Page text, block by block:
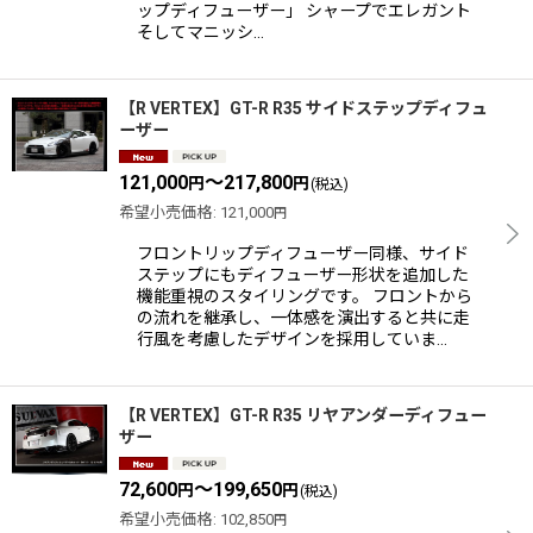
ップディフューザー」 シャープでエレガント
そしてマニッシ…
【R VERTEX】GT-R R35 サイドステップディフュ
ーザー
121,000円～217,800円 (税込)
希望小売価格: 121,000円
フロントリップディフューザー同様、サイド
ステップにもディフューザー形状を追加した
機能重視のスタイリングです。 フロントから
の流れを継承し、一体感を演出すると共に走
行風を考慮したデザインを採用していま…
【R VERTEX】GT-R R35 リヤアンダーディフュー
ザー
72,600円～199,650円 (税込)
希望小売価格: 102,850円